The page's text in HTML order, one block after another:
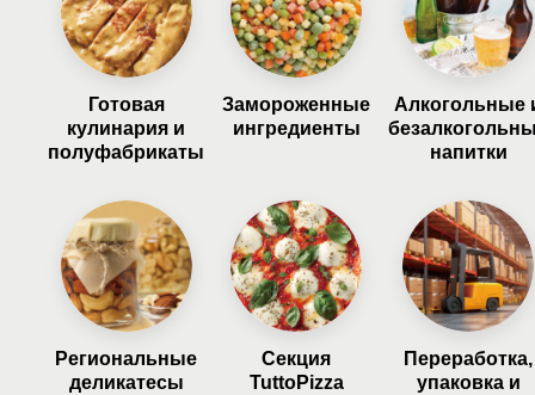
Готовая
кулинария и
полуфабрикаты
Замороженные
ингредиенты
Алкогольные
напитки
Региональные
деликатесы
Секция
TuttoPizza
Переработка,
упаковка и